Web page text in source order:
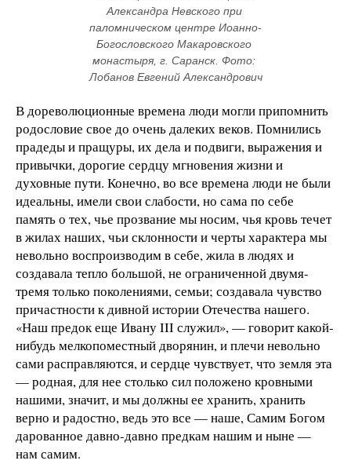
Александра Невского при
паломническом центре Иоанно-
Богословского Макаровского
монастыря, г. Саранск. Фото:
Лобанов Евгений Александрович
В дореволюционные времена люди могли припомнить
родословие свое до очень далеких веков. Помнились
прадеды и пращуры, их дела и подвиги, выражения и
привычки, дорогие сердцу мгновения жизни и
духовные пути. Конечно, во все времена люди не были
идеальны, имели свои слабости, но сама по себе
память о тех, чье прозвание мы носим, чья кровь течет
в жилах наших, чьи склонности и черты характера мы
невольно воспроизводим в себе, жила в людях и
создавала тепло большой, не ограниченной двумя-
тремя только поколениями, семьи; создавала чувство
причастности к дивной истории Отечества нашего.
«Наш предок еще Ивану III служил», — говорит какой-
нибудь мелкопоместный дворянин, и плечи невольно
сами расправляются, и сердце чувствует, что земля эта
— родная, для нее столько сил положено кровными
нашими, значит, и мы должны ее хранить, хранить
верно и радостно, ведь это все — наше, Самим Богом
дарованное давно-давно предкам нашим и ныне —
нам самим.